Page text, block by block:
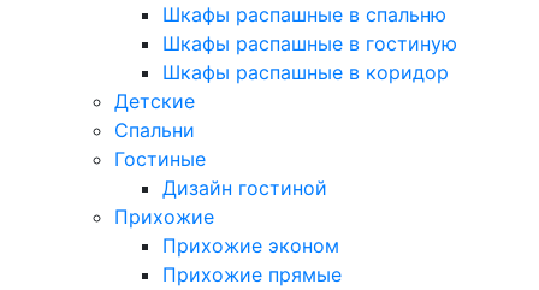
Шкафы распашные в спальню
Шкафы распашные в гостиную
Шкафы распашные в коридор
Детские
Спальни
Гостиные
Дизайн гостиной
Прихожие
Прихожие эконом
Прихожие прямые